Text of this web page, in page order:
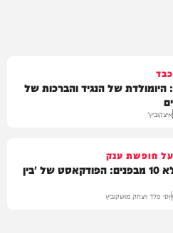
היומולדת של הנגיד והברכות של
איצקוביץ'
חופשת ענק
הצצה לכלא 10 מבפנים: הפודקאסט של 'בין
יוסי פלד ויצחק מושקוביץ